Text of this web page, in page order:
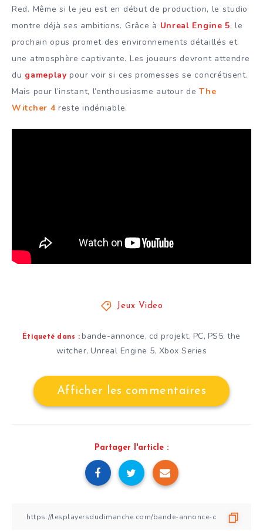
Red. Même si le jeu est en début de production, le studio
montre déjà ses ambitions. Grâce à Unreal Engine 5, le
prochain opus promet des environnements détaillés et
une atmosphère captivante. Les joueurs devront attendre
du gameplay pour voir si ces promesses se concrétisent.
Mais pour l’instant, l’enthousiasme autour deThe
Witcher 4reste indéniable.
Jeux Video
Étiqueté dans : bande-annonce, cd projekt, PC, PS5,the
witcher,Unreal Engine 5, Xbox Series
Afficher les commentaires
Partager l'article :